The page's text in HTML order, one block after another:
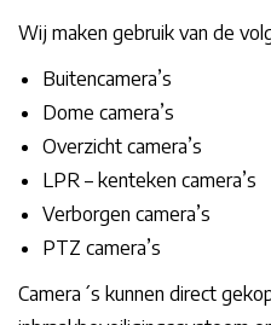
Wij maken gebruik van de
Buitencamera’s
Dome camera’s
Overzicht camera’s
LPR – kenteken camera’s
Verborgen camera’s
PTZ camera’s
Camera´s kunnen direct